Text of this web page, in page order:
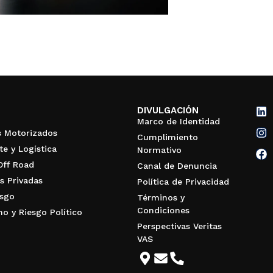
Motorizados
y Logística
Road
Privadas
y Riesgo Político
DIVULGACIÓN
Marco de Identidad
Cumplimiento
Normativo
Canal de Denuncia
Política de Privacidad
Términos y
Condiciones
Perspectivas Veritas
VAS